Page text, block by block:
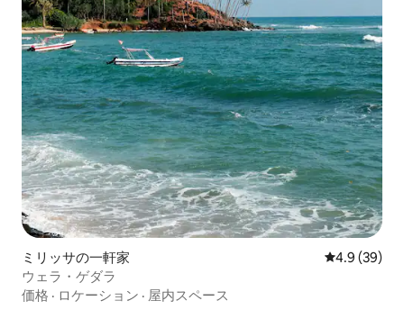
ミリッサの一軒家 レビュー39
4.9 (39)
ウェラ・ゲダラ
価格 · ロケーション · 屋内スペース